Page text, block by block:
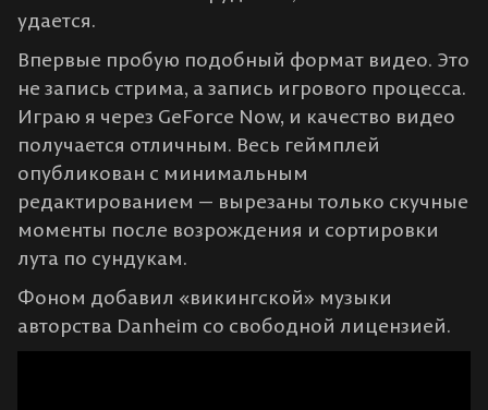
удается.
Впервые пробую подобный формат видео. Это
не запись стрима, а запись игрового процесса.
Играю я через GeForce Now, и качество видео
получается отличным. Весь геймплей
опубликован с минимальным
редактированием — вырезаны только скучные
моменты после возрождения и сортировки
лута по сундукам.
Фоном добавил «викингской» музыки
авторства Danheim со свободной лицензией.